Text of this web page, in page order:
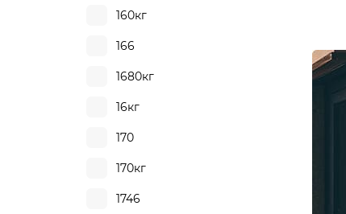
160кг
166
1680кг
16кг
170
170кг
1746